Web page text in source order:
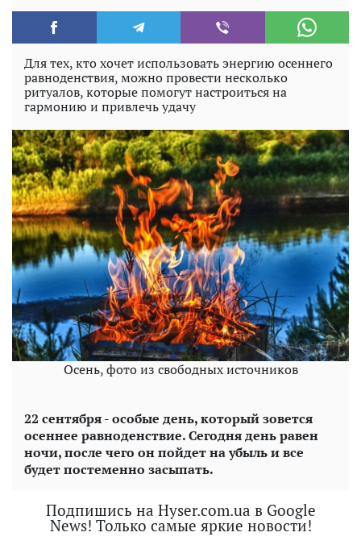
Для тех, кто хочет использовать энергию осеннего
равноденствия, можно провести несколько
ритуалов, которые помогут настроиться на
гармонию и привлечь удачу
Осень, фото из свободных источников
22 сентября - особые день, который зовется
осеннее равноденствие. Сегодня день равен
ночи, после чего он пойдет на убыль и все
будет постеменно засыпать.
Подпишись на Hyser.com.ua в Google
News! Только самые яркие новости!